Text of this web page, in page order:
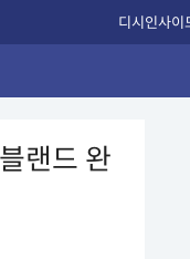
디시인사이
랜드 완